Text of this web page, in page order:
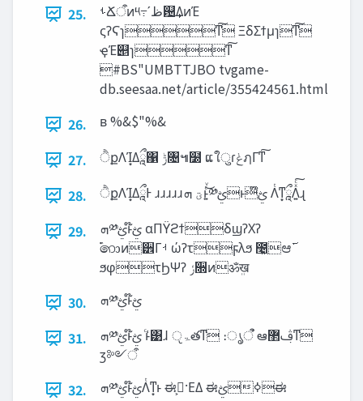
25.
ࢀՃऀͷ༥߹ʹ‫ظ‬଴͢ΔͷΈ
ςʔϚɿͳ͠ ΞδΣϯμɿͳ͠
ҿΈ୅ɿͳ͠
#BS"UMBTTJBO tvgame-
db.seesaa.net/article/355424561.html
26.
ʙ %&$"%&
27.
ੈքΛΊ͙Δཱྀ΁ ‫ݱ‬৔๚໰ ແใुɾ‫ݟ‬ฦΓͳ͠
28.
ੈքΛΊ͙ΔཱྀͰ ɹɹɹɹɹ‫ͱ͍ͨͮ͜ؾ‬ ‫ܗ‬༰ࢺͱ໊ࢺ Λͭͳཱྀ͙Λ͍ͯͨ͠ɻ
29.
‫ܗ‬༰ࢺͱ໊ࢺ αΠΫϩϯδϣʔΧʔ
࣬෩ͷ੾Γࡳ ώʔτϝλϧ ೤͖ಆ࢜
ϧφτϦΨʔ ‫ݬ‬૝ͷॐܸख
30.
‫ܗ‬༰ࢺͱ໊ࢺ
31.
‫ܗ‬༰ࢺͱ໊ࢺ ͨͱ͑͹ɺ ੵ‫ۃ‬తͳ ։ൃऀ ҆ఆࢤ޲ͳ
ӡ༻ऀ
32.
‫ܗ‬༰ࢺͱ໊ࢺΛͭͳ͙ͱ ಈࢺ͕͏·ΕΔ ಈࢺߦಈ